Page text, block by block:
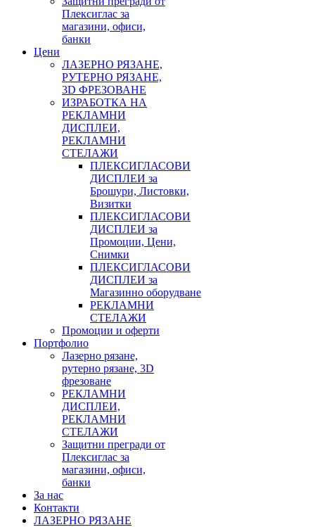
Плексиглас за
магазини, офиси,
банки
Цени
ЛАЗЕРНО РЯЗАНЕ,
РУТЕРНО РЯЗАНЕ,
3D ФРЕЗОВАНЕ
ИЗРАБОТКА НА
РЕКЛАМНИ
ДИСПЛЕИ,
РЕКЛАМНИ
СТЕЛАЖИ
ПЛЕКСИГЛАСОВИ
ДИСПЛЕИ за
Брошури, Листовки,
Визитки
ПЛЕКСИГЛАСОВИ
ДИСПЛЕИ за
Промоции, Цени,
Снимки
ПЛЕКСИГЛАСОВИ
ДИСПЛЕИ за
Магазинно оборудване
РЕКЛАМНИ
СТЕЛАЖИ
Промоции и оферти
Портфолио
Лазерно рязане,
рутерно рязане, 3D
фрезоване
РЕКЛАМНИ
ДИСПЛЕИ,
РЕКЛАМНИ
СТЕЛАЖИ
Защитни прегради от
Плексиглас за
магазини, офиси,
банки
За нас
Контакти
ЛАЗЕРНО РЯЗАНЕ